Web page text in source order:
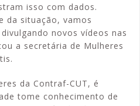
isso com dados.
da situação, vamos
novos vídeos nas
a secretária de Mulheres
da Contraf-CUT, é
tome conhecimento de